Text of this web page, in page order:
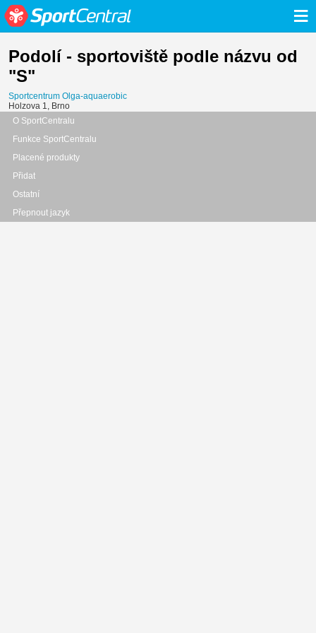
≡
Podolí - sportoviště podle názvu od
"S"
Sportcentrum Olga-aquaerobic
Holzova 1, Brno
O SportCentralu
Funkce SportCentralu
Placené produkty
Přidat
Ostatní
Přepnout jazyk